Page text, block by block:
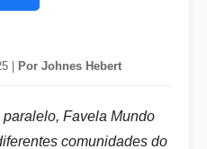
| Por Johnes Hebert
Favela Mundo
comunidades do